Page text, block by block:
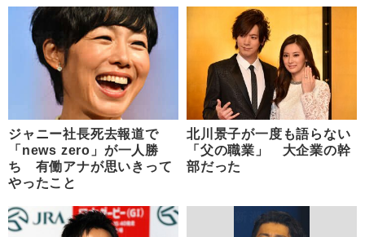
ジャニー社長死去報道で
「news zero」が一人勝
ち 有働アナが思いきって
やったこと
北川景子が一度も語らない
「父の職業」 大企業の幹
部だった